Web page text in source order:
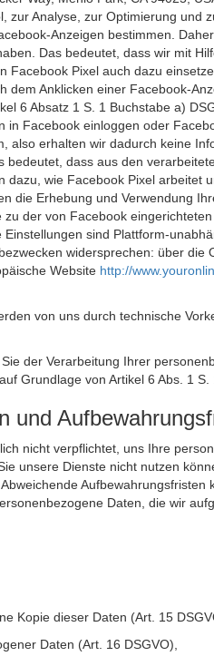
zur Analyse, zur Optimierung
Anzeigen bestimmen.
Das bedeutet, dass wir mit
Pixel auch dazu
Anklicken einer Facebook-
6 Absatz 1 S. 1 Buchstabe a)
Facebook einloggen oder
erhalten wir dadurch keine
dass aus den
wie Facebook Pixel
die Erhebung und Verwendung
der von Facebook
Einstellungen sind Plattform-
widersprechen: über die
Website http://
von uns durch technische
der Verarbeitung Ihrer
Grundlage von Artikel 6 Abs. 1 S.
und
nicht verpflichtet, uns Ihre
unsere Dienste nicht nutzen
Daten, die wir
Kopie dieser Daten (Art. 15
Daten (Art. 16 DSGVO),